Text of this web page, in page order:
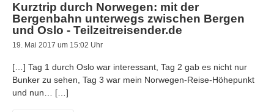
Kurztrip durch Norwegen: mit der
Bergenbahn unterwegs zwischen Bergen
und Oslo - Teilzeitreisender.de
19. Mai 2017 um 15:02 Uhr
[…] Tag 1 durch Oslo war interessant, Tag 2 gab es nicht nur
Bunker zu sehen, Tag 3 war mein Norwegen-Reise-Höhepunkt
und nun… […]